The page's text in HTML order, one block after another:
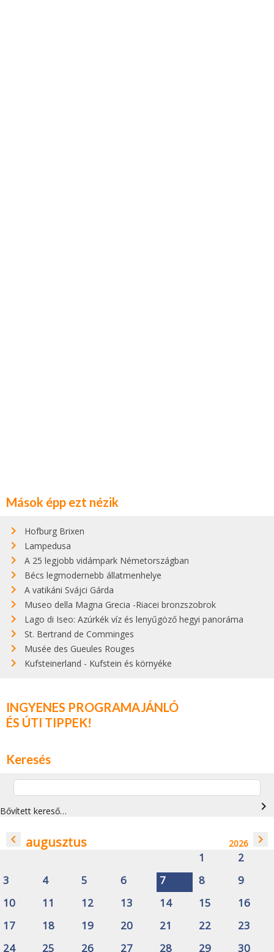
Mások épp ezt nézik
Hofburg Brixen
Lampedusa
A 25 legjobb vidámpark Németországban
Bécs legmodernebb állatmenhelye
A vatikáni Svájci Gárda
Museo della Magna Grecia -Riacei bronzszobrok
Lago di Iseo: Azúrkék víz és lenyűgöző hegyi panoráma
St. Bertrand de Comminges
Musée des Gueules Rouges
Kufsteinerland - Kufstein és környéke
INGYENES PROGRAMAJÁNLÓ
ÉS ÚTI TIPPEK!
Keresés
Bővített kereső… navigate_next
navigate_before augusztus 2026 navigate_next
1
2
3
4 5 6 7 8
9
10
11 12 13 14 15
16
17
18 19 20 21 22
23
24
25 26 27 28 29 30